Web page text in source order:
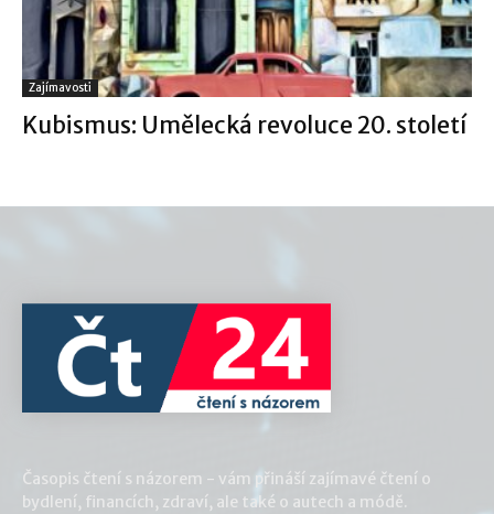
Zajímavosti
Kubismus: Umělecká revoluce 20. století
Časopis čtení s názorem - vám přináší zajímavé čtení o
bydlení, financích, zdraví, ale také o autech a módě.